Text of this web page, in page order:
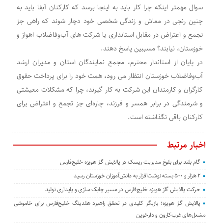
سوال مهمتر اینکه چرا کار باید به اینجا برسد که کارکنان آبفا باید به
چنین رنجی در معاش و زندگی شخصی خود دچار شوند که راهی جز
تجمع و اعتراض در مقابل استانداری یا شرکت های آب‌وفاضلاب اهواز و
خوزستان، نیابند؟ مسببین پاسخ دهند.
در پایان از استاندار محترم، مجمع نمایندگان استان و مدیران ارشد
آب‌وفاضلاب خوزستان انتظار می رود، همت خود را برای پرداخت حقوق
کارگران و کارمندان این شرکت به کار گیرند، چرا که مشکلات معیشتی
و شرمندگی در برابر همسر و فرزند، چاره‌ای جز تجمع و اعتراض برای
کارکنان باقی نگذاشته است.
اخبار مرتبط
گام بلند برای بلوغ مدیریت ریسک در پالایش گاز هویزه خلیج‌فارس
۲ هزار و ۵۰۰ بسته نوشت‌افزار به دانش‌آموزان خوزستان رسید
حرکت پالایش گاز هویزه خلیج‌فارس در مسیر چابک سازی و پایداری تولید
پالایش گاز هویزه؛ بازیگر کلیدی در تحقق راهبرد هلدینگ خلیج‌فارس برای خاموشی
مشعل‌های غرب‌کارون و دارخوین